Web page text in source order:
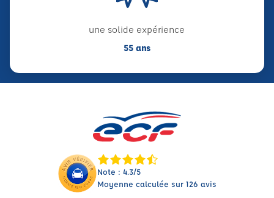
une solide expérience
55 ans
Note : 4.3/5
Moyenne calculée sur 126 avis